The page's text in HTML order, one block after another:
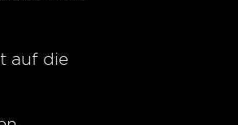
auf die